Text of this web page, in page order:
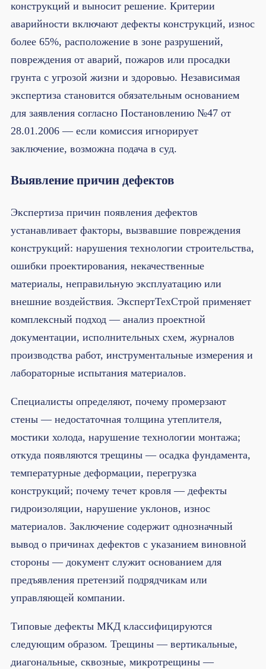
конструкций и выносит решение. Критерии
аварийности включают дефекты конструкций, износ
более 65%, расположение в зоне разрушений,
повреждения от аварий, пожаров или просадки
грунта с угрозой жизни и здоровью. Независимая
экспертиза становится обязательным основанием
для заявления согласно Постановлению №47 от
28.01.2006 — если комиссия игнорирует
заключение, возможна подача в суд.
Выявление причин дефектов
Экспертиза причин появления дефектов
устанавливает факторы, вызвавшие повреждения
конструкций: нарушения технологии строительства,
ошибки проектирования, некачественные
материалы, неправильную эксплуатацию или
внешние воздействия. ЭкспертТехСтрой применяет
комплексный подход — анализ проектной
документации, исполнительных схем, журналов
производства работ, инструментальные измерения и
лабораторные испытания материалов.
Специалисты определяют, почему промерзают
стены — недостаточная толщина утеплителя,
мостики холода, нарушение технологии монтажа;
откуда появляются трещины — осадка фундамента,
температурные деформации, перегрузка
конструкций; почему течет кровля — дефекты
гидроизоляции, нарушение уклонов, износ
материалов. Заключение содержит однозначный
вывод о причинах дефектов с указанием виновной
стороны — документ служит основанием для
предъявления претензий подрядчикам или
управляющей компании.
Типовые дефекты МКД классифицируются
следующим образом. Трещины — вертикальные,
диагональные, сквозные, микротрещины —